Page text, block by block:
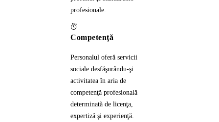
profesionale.
Competenţă
Personalul oferă servicii
sociale desfăşurându-şi
activitatea în aria de
competenţă profesională
determinată de licenţa,
expertiză şi experienţă.